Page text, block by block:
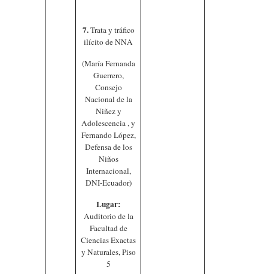
7.Trata y tráfico
ilícito de NNA
(María Fernanda
Guerrero,
Consejo
Nacional de la
Niñez y
Adolescencia , y
Fernando López,
Defensa de los
Niños
Internacional,
DNI-Ecuador)
Lugar:
Auditorio de la
Facultad de
Ciencias Exactas
y Naturales, Piso
5